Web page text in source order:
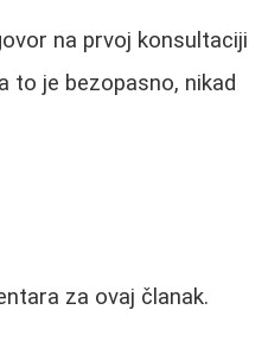
na prvoj konsultaciji
to je bezopasno, nikad
za ovaj članak.